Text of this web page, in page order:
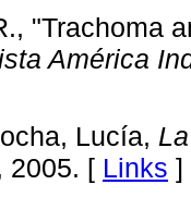
"Trachoma
América
Lucía,
2005. [ Links ]